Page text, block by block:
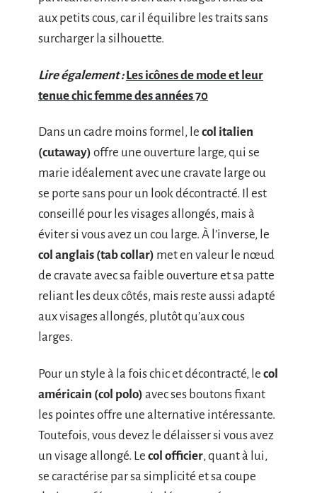
aux petits cous, car il équilibre les traits sans
surcharger la silhouette.
Lire également : Les icônes de mode et leur
tenue chic femme des années 70
Dans un cadre moins formel, le col italien
(cutaway) offre une ouverture large, qui se
marie idéalement avec une cravate large ou
se porte sans pour un look décontracté. Il est
conseillé pour les visages allongés, mais à
éviter si vous avez un cou large. À l’inverse, le
col anglais (tab collar) met en valeur le nœud
de cravate avec sa faible ouverture et sa patte
reliant les deux côtés, mais reste aussi adapté
aux visages allongés, plutôt qu’aux cous
larges.
Pour un style à la fois chic et décontracté, le col
américain (col polo) avec ses boutons fixant
les pointes offre une alternative intéressante.
Toutefois, vous devez le délaisser si vous avez
un visage allongé. Le col officier, quant à lui,
se caractérise par sa simplicité et sa coupe